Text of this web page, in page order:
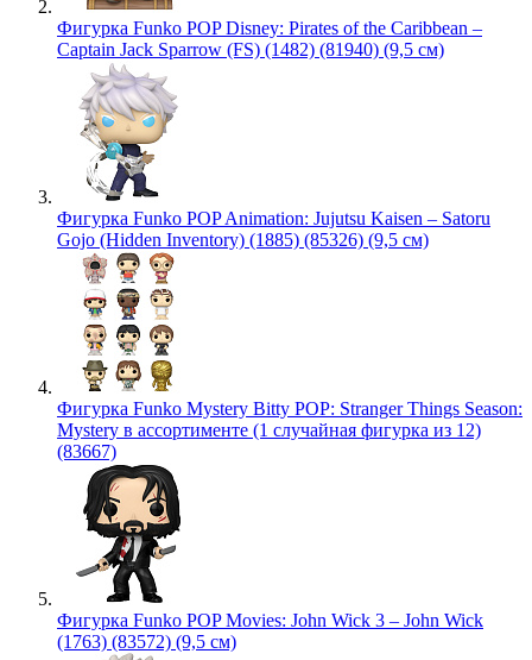
Фигурка Funko POP Disney: Pirates of the Caribbean –
Captain Jack Sparrow (FS) (1482) (81940) (9,5 см)
Фигурка Funko POP Animation: Jujutsu Kaisen – Satoru
Gojo (Hidden Inventory) (1885) (85326) (9,5 см)
Фигурка Funko Mystery Bitty POP: Stranger Things Season:
Mystery в ассортименте (1 случайная фигурка из 12)
(83667)
Фигурка Funko POP Movies: John Wick 3 – John Wick
(1763) (83572) (9,5 см)